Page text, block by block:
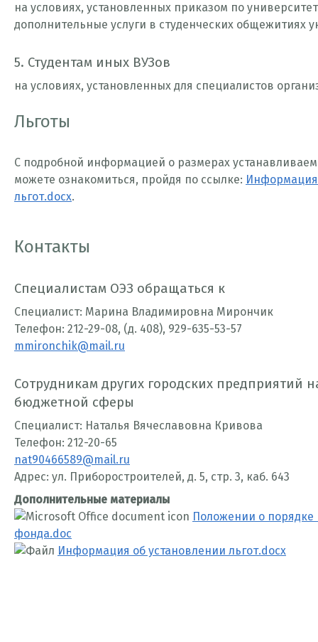
на условиях, установленных приказом по
дополнительные услуги в студенческих общежитиях
5. Студентам иных ВУЗов
на условиях, установленных для специалистов
Льготы
С подробной информацией о размерах
можете ознакомиться, пройдя по ссылке: Информация
льгот.docx.
Контакты
Специалистам ОЭЗ обращаться к
Специалист: Марина Владимировна Мирончик
Телефон: 212-29-08, (д. 408), 929-635-53-57
mmironchik@mail.ru
Сотрудникам других городских предприятий
бюджетной сферы
Специалист: Наталья Вячеславовна Кривова
Телефон: 212-20-65
nat90466589@mail.ru
Адрес: ул. Приборостроителей, д. 5, стр. 3, каб. 643
Дополнительные материалы
Положении о
фонда.doc
Информация об установлении льгот.docx